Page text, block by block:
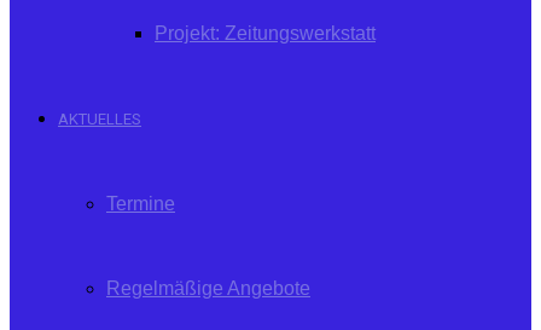
Projekt: Zeitungswerkstatt
AKTUELLES
Termine
Regelmäßige Angebote